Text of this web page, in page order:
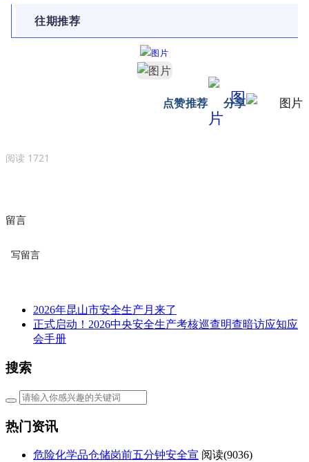
往期推荐
点赞推荐 分享
阅读 1721
留言
写留言
2026年昆山市安全生产月来了
正式启动！2026中央安全生产考核巡查明查暗访应知应
会手册
搜索
热门资讯
危险化学品仓储岗前五分钟安全宣 阅读(9036)